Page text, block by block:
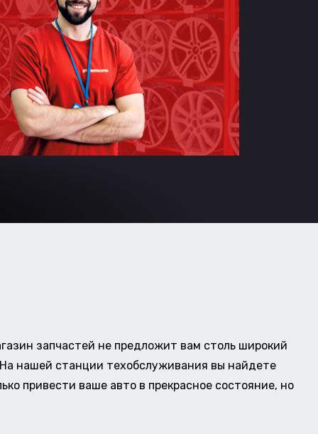
запчастей не предложит вам столь широкий
нашей станции техобслуживания вы найдете
привести ваше авто в прекрасное состояние, но